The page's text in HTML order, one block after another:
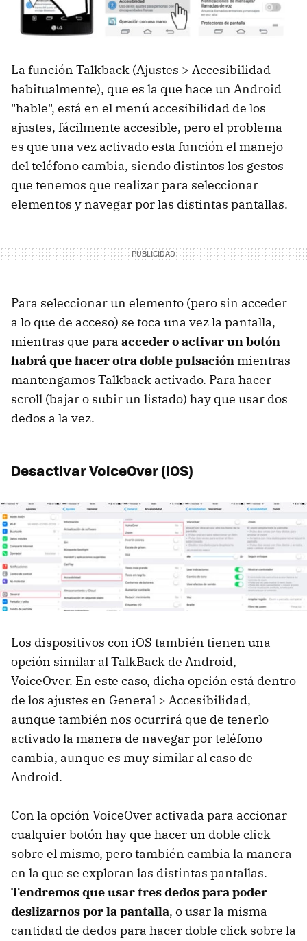
La función Talkback (Ajustes > Accesibilidad
habitualmente), que es la que hace un Android
"hable", está en el menú accesibilidad de los
ajustes, fácilmente accesible, pero el problema
es que una vez activado esta función el manejo
del teléfono cambia, siendo distintos los gestos
que tenemos que realizar para seleccionar
elementos y navegar por las distintas pantallas.
Para seleccionar un elemento (pero sin acceder
a lo que de acceso) se toca una vez la pantalla,
mientras que para acceder o activar un botón
habrá que hacer otra doble pulsación mientras
mantengamos Talkback activado. Para hacer
scroll (bajar o subir un listado) hay que usar dos
dedos a la vez.
Desactivar VoiceOver (iOS)
Los dispositivos con iOS también tienen una
opción similar al TalkBack de Android,
VoiceOver. En este caso, dicha opción está dentro
de los ajustes en General > Accesibilidad,
aunque también nos ocurrirá que de tenerlo
activado la manera de navegar por teléfono
cambia, aunque es muy similar al caso de
Android.
Con la opción VoiceOver activada para accionar
cualquier botón hay que hacer un doble click
sobre el mismo, pero también cambia la manera
en la que se exploran las distintas pantallas.
Tendremos que usar tres dedos para poder
deslizarnos por la pantalla, o usar la misma
cantidad de dedos para hacer doble click sobre la